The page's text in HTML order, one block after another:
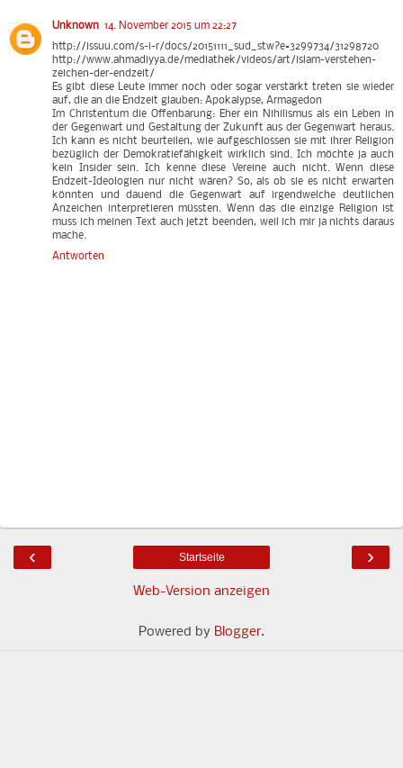
Unknown 14. November 2015 um 22:27
http://issuu.com/s-i-r/docs/20151111_sud_stw?e=3299734/31298720
http://www.ahmadiyya.de/mediathek/videos/art/islam-verstehen-
zeichen-der-endzeit/
Es gibt diese Leute immer noch oder sogar verstärkt treten sie wieder
auf, die an die Endzeit glauben: Apokalypse, Armagedon
Im Christentum die Offenbarung: Eher ein Nihilismus als ein Leben in
der Gegenwart und Gestaltung der Zukunft aus der Gegenwart heraus.
Ich kann es nicht beurteilen, wie aufgeschlossen sie mit ihrer Religion
bezüglich der Demokratiefähigkeit wirklich sind. Ich möchte ja auch
kein Insider sein. Ich kenne diese Vereine auch nicht. Wenn diese
Endzeit-Ideologien nur nicht wären? So, als ob sie es nicht erwarten
könnten und dauend die Gegenwart auf irgendwelche deutlichen
Anzeichen interpretieren müssten. Wenn das die einzige Religion ist
muss ich meinen Text auch jetzt beenden, weil ich mir ja nichts daraus
mache.
Antworten
‹ ›
Startseite
Web-Version anzeigen
Powered by Blogger.